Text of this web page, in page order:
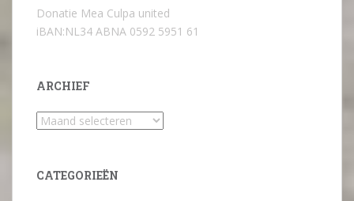
Donatie Mea Culpa united
iBAN:NL34 ABNA 0592 5951 61
ARCHIEF
Archief
CATEGORIEËN